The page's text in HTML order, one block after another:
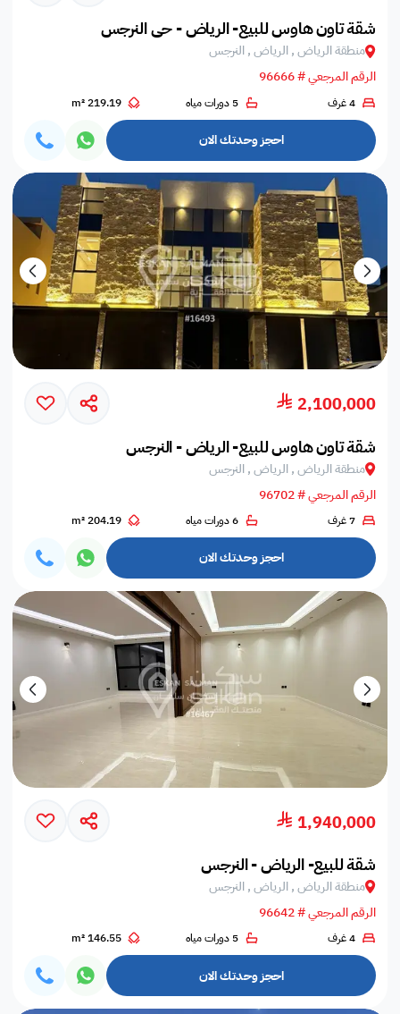
شقة تاون هاوس للبيع- الرياض - حي النرجس
منطقة الرياض , الرياض , النرجس
الرقم المرجعي # 96666
4 غرف 5 دورات مياه 219.19 m²
احجز وحدتك الان
2,100,000
شقة تاون هاوس للبيع- الرياض - النرجس
منطقة الرياض , الرياض , النرجس
الرقم المرجعي # 96702
7 غرف 6 دورات مياه 204.19 m²
احجز وحدتك الان
1,940,000
شقة للبيع- الرياض - النرجس
منطقة الرياض , الرياض , النرجس
الرقم المرجعي # 96642
4 غرف 5 دورات مياه 146.55 m²
احجز وحدتك الان